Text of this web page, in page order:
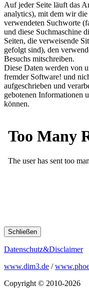
Auf jeder Seite läuft das
analytics), mit dem wir
verwendeten Suchworte
und diese Suchmaschine
Seiten, die verweisende
gefolgt sind), den
Besuchs mitschreiben.
Diese Daten werden von
fremder Software! und
aufgeschrieben und
gebotenen Informationen
können.
Schließen
Datenschutz&Disclaimer
www.dim3.de /
Copyright © 2010-2026